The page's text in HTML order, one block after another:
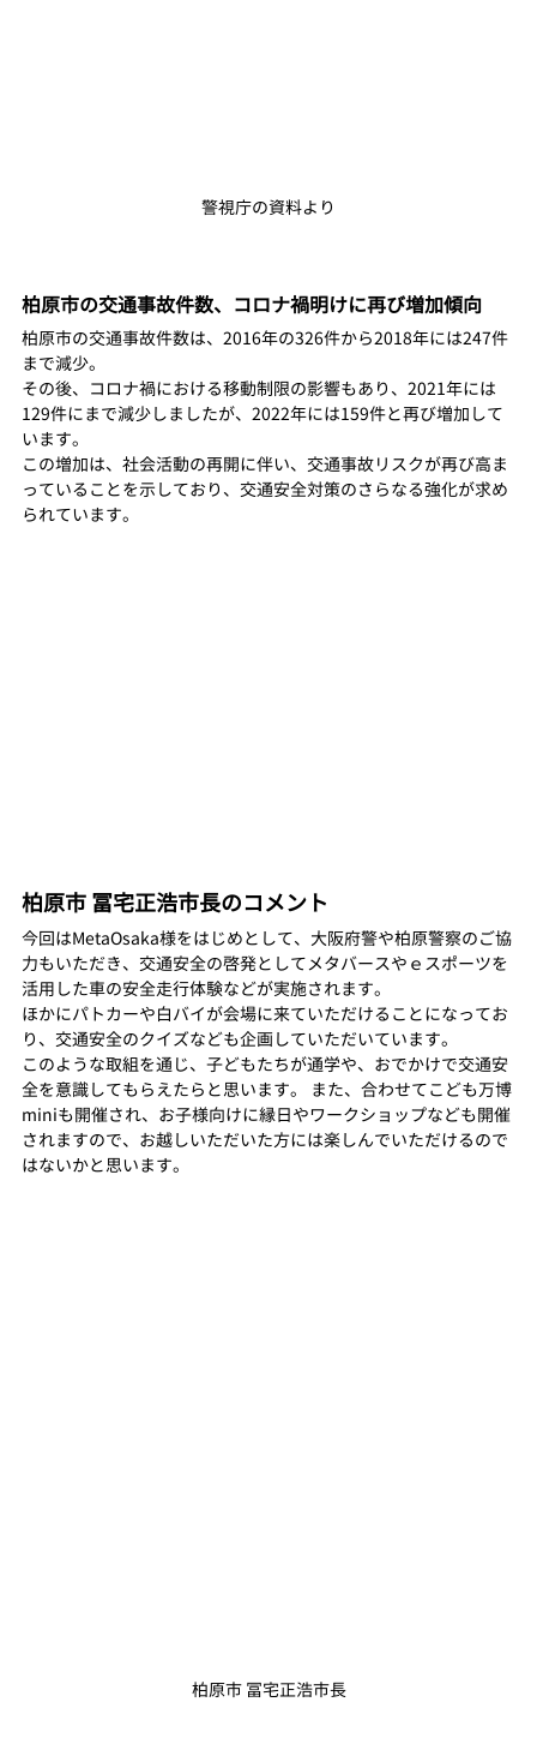
警視庁の資料より
柏原市の交通事故件数、コロナ禍明けに再び増加傾向
柏原市の交通事故件数は、2016年の326件から2018年には247件
まで減少。
その後、コロナ禍における移動制限の影響もあり、2021年には
129件にまで減少しましたが、2022年には159件と再び増加して
います。
この増加は、社会活動の再開に伴い、交通事故リスクが再び高ま
っていることを示しており、交通安全対策のさらなる強化が求め
られています。
柏原市 冨宅正浩市長のコメント
今回はMetaOsaka様をはじめとして、大阪府警や柏原警察のご協
力もいただき、交通安全の啓発としてメタバースやｅスポーツを
活用した車の安全走行体験などが実施されます。
ほかにパトカーや白バイが会場に来ていただけることになってお
り、交通安全のクイズなども企画していただいています。
このような取組を通じ、子どもたちが通学や、おでかけで交通安
全を意識してもらえたらと思います。 また、合わせてこども万博
miniも開催され、お子様向けに縁日やワークショップなども開催
されますので、お越しいただいた方には楽しんでいただけるので
はないかと思います。
柏原市 冨宅正浩市長